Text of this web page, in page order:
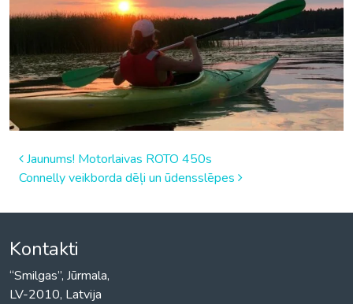
Post
navigation
Jaunums! Motorlaivas ROTO 450s
Connelly veikborda dēļi un ūdensslēpes
Kontakti
“Smilgas”, Jūrmala,
LV-2010, Latvija